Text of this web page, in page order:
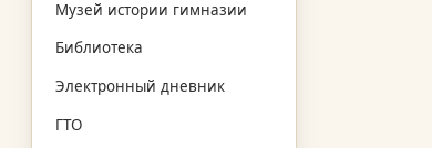
Музей истории гимназии
Библиотека
Электронный дневник
ГТО